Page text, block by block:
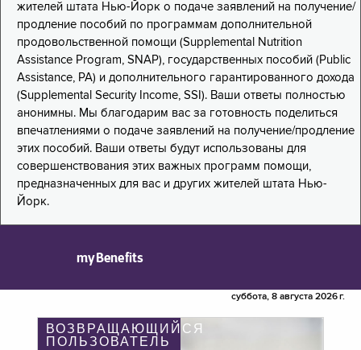
жителей штата Нью-Йорк о подаче заявлений на получение/
продление пособий по программам дополнительной
продовольственной помощи (Supplemental Nutrition
Assistance Program, SNAP), государственных пособий (Public
Assistance, PA) и дополнительного гарантированного дохода
(Supplemental Security Income, SSI). Ваши ответы полностью
анонимны. Мы благодарим вас за готовность поделиться
впечатлениями о подаче заявлений на получение/продление
этих пособий. Ваши ответы будут использованы для
совершенствования этих важных программ помощи,
предназначенных для вас и других жителей штата Нью-
Йорк.
myBenefits
суббота, 8 августа 2026 г.
ВОЗВРАЩАЮЩИЙСЯ
ПОЛЬЗОВАТЕЛЬ